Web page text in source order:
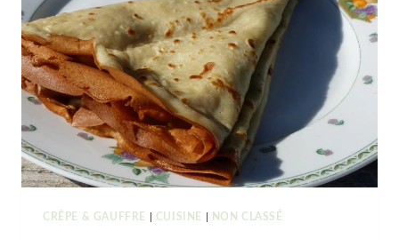
CRÊPE & GAUFFRE CUISINE NON CLASSÉ